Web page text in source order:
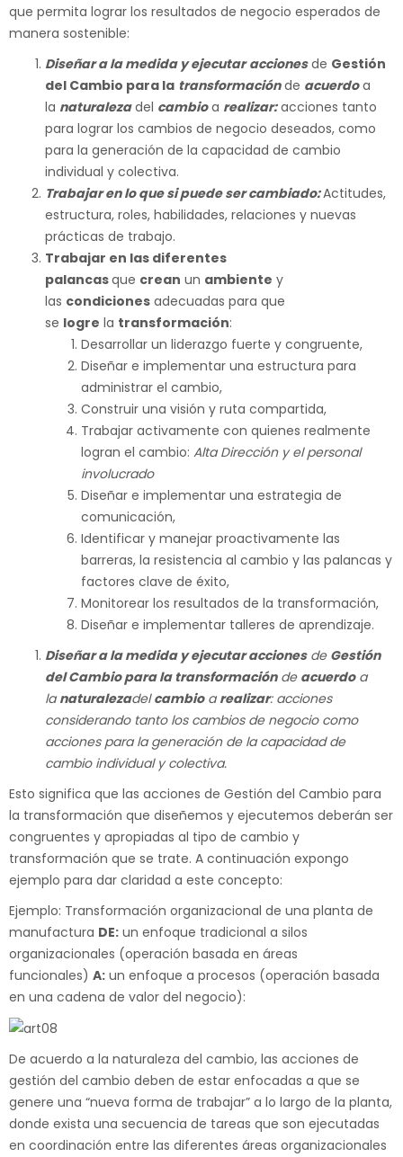
que permita lograr los resultados de negocio esperados de
manera sostenible:
Diseñar a la medida y ejecutar accionesde Gestión
del Cambio para la transformaciónde acuerdoa
la naturalezadel cambioa realizar:acciones tanto
para lograr los cambios de negocio deseados, como
para la generación de la capacidad de cambio
individual y colectiva.
Trabajar en lo que si puede ser cambiado:Actitudes,
estructura, roles, habilidades, relaciones y nuevas
prácticas de trabajo.
Trabajar en las diferentes
palancasque crean un ambiente y
las condiciones adecuadas para que
se logre la transformación:
Desarrollar un liderazgo fuerte y congruente,
Diseñar e implementar una estructura para
administrar el cambio,
Construir una visión y ruta compartida,
Trabajar activamente con quienes realmente
logran el cambio: Alta Dirección yel personal
involucrado
Diseñar e implementar una estrategia de
comunicación,
Identificar y manejar proactivamente las
barreras, la resistencia al cambio y las palancas y
factores clave de éxito,
Monitorear los resultados de la transformación,
Diseñar e implementar talleres de aprendizaje.
Diseñar a la medida y ejecutar accionesde Gestión
del Cambio para la transformaciónde acuerdoa
lanaturalezadelcambioarealizar: acciones
considerando tanto los cambios de negocio como
acciones para la generación de la capacidad de
cambio individual y colectiva.
Esto significa que las acciones de Gestión del Cambio para
la transformación que diseñemos y ejecutemos deberán ser
congruentes y apropiadas al tipo de cambio y
transformación que se trate. A continuación expongo
ejemplo para dar claridad a este concepto:
Ejemplo: Transformación organizacional de una planta de
manufactura DE: un enfoque tradicional a silos
organizacionales (operación basada en áreas
funcionales) A: un enfoque a procesos (operación basada
en una cadena de valor del negocio):
De acuerdo a la naturaleza del cambio, las acciones de
gestión del cambio deben de estar enfocadas a que se
genere una “nueva forma de trabajar” a lo largo de la planta,
donde exista una secuencia de tareas que son ejecutadas
en coordinación entre las diferentes áreas organizacionales